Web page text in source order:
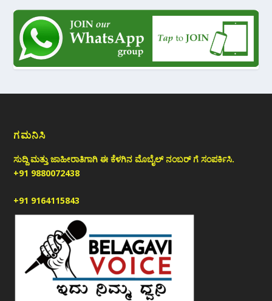
ಗಮನಿಸಿ
ಸುದ್ದಿ ಮತ್ತು ಜಾಹೀರಾತಿಗಾಗಿ ಈ ಕೆಳಗಿನ ಮೊಬೈಲ್ ನಂಬರ್ ಗೆ ಸಂಪರ್ಕಿಸಿ.
+91 9880072438
+91 9164115843